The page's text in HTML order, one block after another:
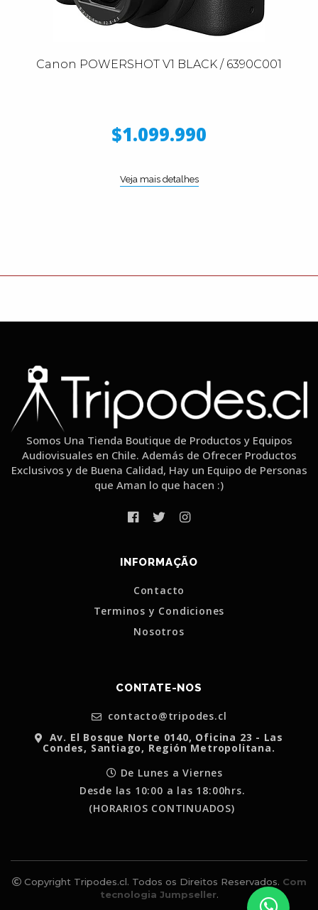
Canon POWERSHOT V1 BLACK / 6390C001
$1.099.990
Veja mais detalhes
Somos Una Tienda Boutique de Productos y Equipos
Audiovisuales en Chile. Además de Ofrecer Productos
Exclusivos y de Buena Calidad, Hay un Equipo de Personas
que Aman lo que hacen :)
INFORMAÇÃO
Contacto
Terminos y Condiciones
Nosotros
CONTATE-NOS
contacto@tripodes.cl
Av. El Bosque Norte 0140, Oficina 23 - Las
Condes, Santiago, Región Metropolitana.
De Lunes a Viernes
Desde las 10:00 a las 18:00hrs.
(HORARIOS CONTINUADOS)
Copyright Tripodes.cl. Todos os Direitos Reservados. Com
tecnologia Jumpseller.